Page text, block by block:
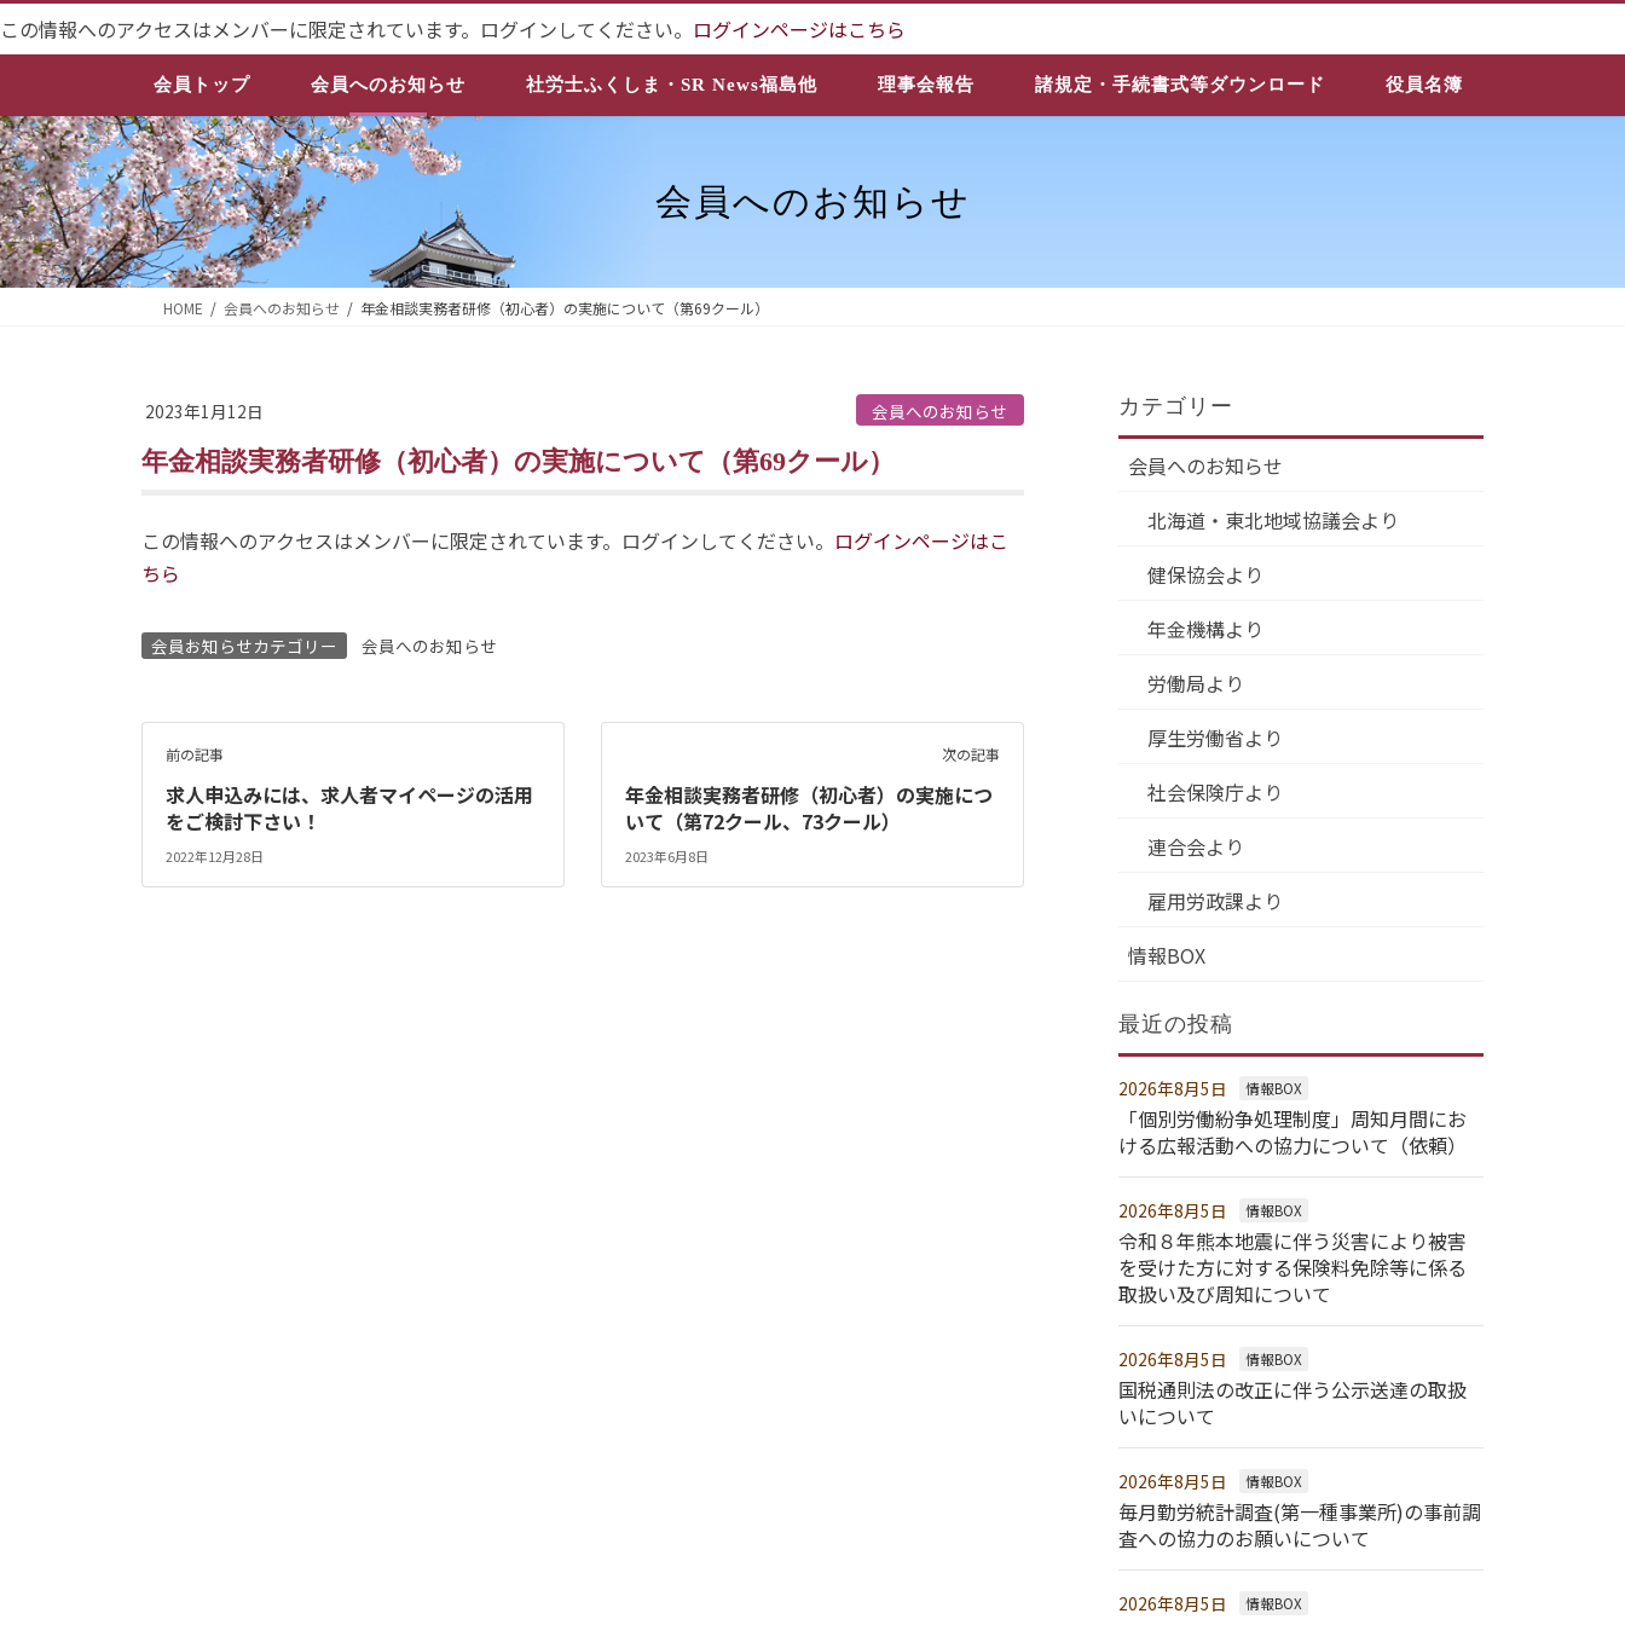
ン
ン
ツ
へ
ス
キ
ッ
ビ
ー
シ
ョ
ン
に
移
この情報へのアクセスはメンバーに限定されています。ログインしてください。 ログインページはこちら
会員トップ 会員へのお知らせ 社労士ふくしま・SR News福島他 理事会報告 諸規定・手続書式等ダウンロード 役員名簿
会員へのお知らせ
HOME 会員へのお知らせ 年金相談実務者研修（初心者）の実施について（第69クール）
2023年1月12日 会員へのお知らせ
年金相談実務者研修（初心者）の実施について（第69クール）
この情報へのアクセスはメンバーに限定されています。ログインしてください。 ログインページはこ
ちら
会員お知らせカテゴリー 会員へのお知らせ
前の記事
求人申込みには、求人者マイページの活用
をご検討下さい！
2022年12月28日
次の記事
年金相談実務者研修（初心者）の実施につ
いて（第72クール、73クール）
2023年6月8日
カテゴリー
会員へのお知らせ
北海道・東北地域協議会より
健保協会より
年金機構より
労働局より
厚生労働省より
社会保険庁より
連合会より
雇用労政課より
情報BOX
最近の投稿
2026年8月5日 情報BOX
「個別労働紛争処理制度」周知月間にお
ける広報活動への協力について（依頼）
2026年8月5日 情報BOX
令和８年熊本地震に伴う災害により被害
を受けた方に対する保険料免除等に係る
取扱い及び周知について
2026年8月5日 情報BOX
国税通則法の改正に伴う公示送達の取扱
いについて
2026年8月5日 情報BOX
毎月勤労統計調査(第一種事業所)の事前調
査への協力のお願いについて
2026年8月5日 情報BOX